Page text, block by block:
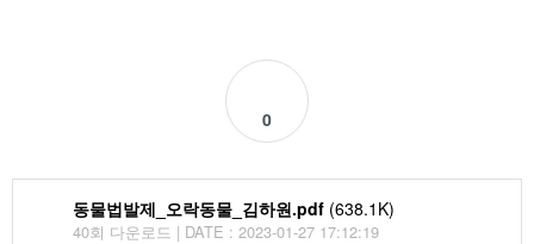
0
동물법발제_오락동물_김하원.pdf (638.1K)
40회 다운로드 | DATE : 2023-01-27 17:12:19